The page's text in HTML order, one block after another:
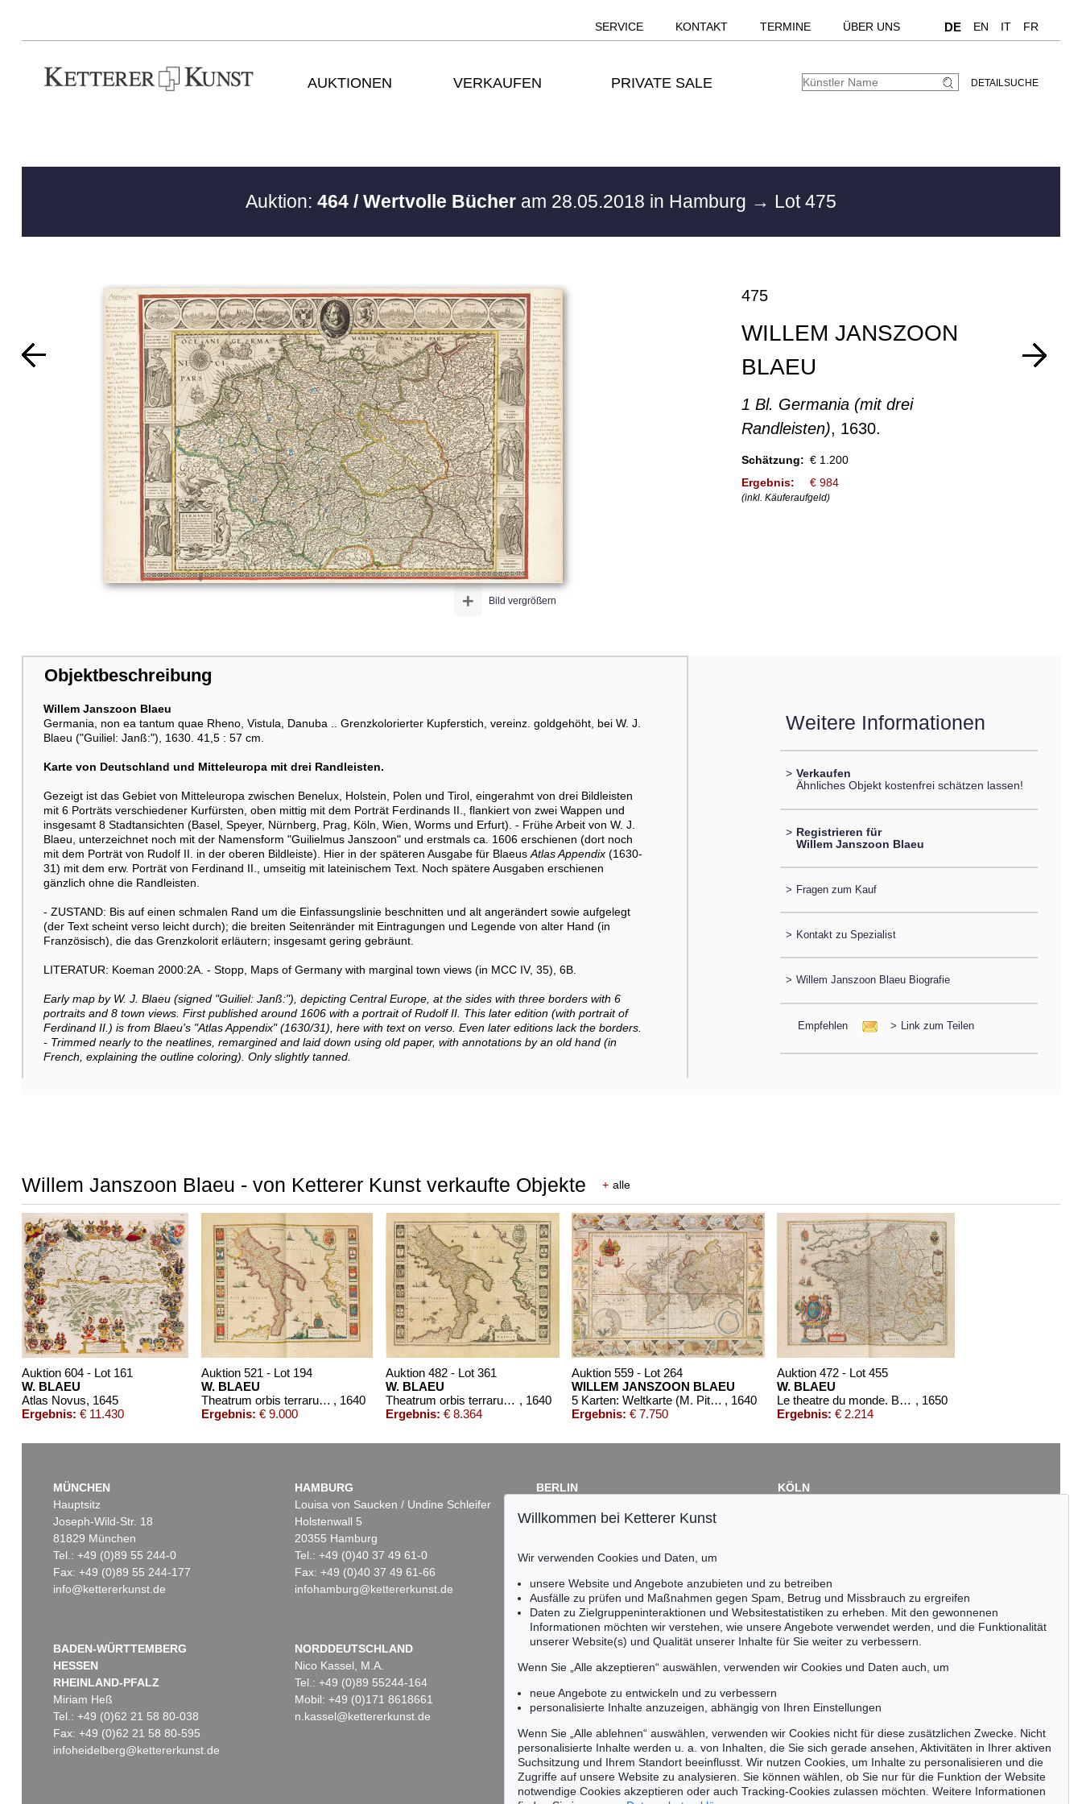
SERVICE KONTAKT TERMINE ÜBER UNS DE EN IT FR
AUKTIONEN VERKAUFEN PRIVATE SALE DETAILSUCHE
Auktion: 464 / Wertvolle Bücheram 28.05.2018 in Hamburg → Lot 475
Bild vergrößern
+
475
WILLEM JANSZOON
BLAEU
1 Bl. Germania (mit drei
Randleisten), 1630.
Schätzung: € 1.200
Ergebnis:
€ 984
(inkl. Käuferaufgeld)
Objektbeschreibung
Willem Janszoon Blaeu
Germania, non ea tantum quae Rheno, Vistula, Danuba .. Grenzkolorierter Kupferstich, vereinz. goldgehöht, bei W. J.
Blaeu ("Guiliel: Janß:"), 1630. 41,5 : 57 cm.
Karte von Deutschland und Mitteleuropa mit drei Randleisten.
Gezeigt ist das Gebiet von Mitteleuropa zwischen Benelux, Holstein, Polen und Tirol, eingerahmt von drei Bildleisten
mit 6 Porträts verschiedener Kurfürsten, oben mittig mit dem Porträt Ferdinands II., flankiert von zwei Wappen und
insgesamt 8 Stadtansichten (Basel, Speyer, Nürnberg, Prag, Köln, Wien, Worms und Erfurt). - Frühe Arbeit von W. J.
Blaeu, unterzeichnet noch mit der Namensform "Guilielmus Janszoon" und erstmals ca. 1606 erschienen (dort noch
mit dem Porträt von Rudolf II. in der oberen Bildleiste). Hier in der späteren Ausgabe für BlaeusAtlas Appendix(1630-
31) mit dem erw. Porträt von Ferdinand II., umseitig mit lateinischem Text. Noch spätere Ausgaben erschienen
gänzlich ohne die Randleisten.
- ZUSTAND: Bis auf einen schmalen Rand um die Einfassungslinie beschnitten und alt angerändert sowie aufgelegt
(der Text scheint verso leicht durch); die breiten Seitenränder mit Eintragungen und Legende von alter Hand (in
Französisch), die das Grenzkolorit erläutern; insgesamt gering gebräunt.
LITERATUR: Koeman 2000:2A. - Stopp, Maps of Germany with marginal town views (in MCC IV, 35), 6B.
Early map by W. J. Blaeu (signed "Guiliel: Janß:"), depicting Central Europe, at the sides with three borders with 6
portraits and 8 town views. First published around 1606 with a portrait of Rudolf II. This later edition (with portrait of
Ferdinand II.) is from Blaeu's "Atlas Appendix" (1630/31), here with text on verso. Even later editions lack the borders.
- Trimmed nearly to the neatlines, remargined and laid down using old paper, with annotations by an old hand (in
French, explaining the outline coloring). Only slightly tanned.
Weitere Informationen
> Verkaufen
Ähnliches Objekt kostenfrei schätzen lassen!
> Registrieren für
Willem Janszoon Blaeu
> Fragen zum Kauf
> Kontakt zu Spezialist
> Willem Janszoon Blaeu Biografie
Empfehlen > Link zum Teilen
Willem Janszoon Blaeu - von Ketterer Kunst verkaufte Objekte + alle
Auktion 604 - Lot 161
W. BLAEU
Atlas Novus, 1645
Ergebnis: € 11.430
Auktion 521 - Lot 194
W. BLAEU
Theatrum orbis terrarum sive Atlas novus. Pars tertia , 1640
Ergebnis: € 9.000
Auktion 482 - Lot 361
W. BLAEU
Theatrum orbis terrarum ... Pars tertia (Italien) , 1640
Ergebnis: € 8.364
Auktion 559 - Lot 264
WILLEM JANSZOON BLAEU
5 Karten: Weltkarte (M. Pitt) und 4 Erdteile (W. J. Blaeu) , 1640
Ergebnis: € 7.750
Auktion 472 - Lot 455
W. BLAEU
Le theatre du monde. Bd. 2, Teil 1 , 1650
Ergebnis: € 2.214
Auktion 482 - Lot 383
Auktion 340 - Lot 435
Auktion 526 - Lot 25
Auktion 483 - Lot 506
WILLEM JANSZOON BLAEU
Europa recens descripta
, 1635
Ergebnis:€ 300
MÜNCHEN
Hauptsitz
Joseph-Wild-Str. 18
81829 München
Tel.: +49 (0)89 55 244-0
Fax: +49 (0)89 55 244-177
info@kettererkunst.de
HAMBURG
Louisa von Saucken / Undine Schleifer
Holstenwall 5
20355 Hamburg
Tel.: +49 (0)40 37 49 61-0
Fax: +49 (0)40 37 49 61-66
infohamburg@kettererkunst.de
BERLIN
Fasanenstr. 70
Tel.: +49 (0)30 88 67 53-63
infoberlin@kettererkunst.de
KÖLN
BADEN-WÜRTTEMBERG
HESSEN
RHEINLAND-PFALZ
Miriam Heß
Tel.: +49 (0)62 21 58 80-038
Fax: +49 (0)62 21 58 80-595
infoheidelberg@kettererkunst.de
NORDDEUTSCHLAND
Nico Kassel, M.A.
Tel.: +49 (0)89 55244-164
Mobil: +49 (0)171 8618661
n.kassel@kettererkunst.de
Keine Auktion mehr verpassen!
Wir informieren Sie rechtzeitig.
Jetzt zum Newsletter anmelden >
Willkommen bei Ketterer Kunst
Wir verwenden Cookies und Daten, um
unsere Website und Angebote anzubieten und zu betreiben
Ausfälle zu prüfen und Maßnahmen gegen Spam, Betrug und Missbrauch zu ergreifen
Daten zu Zielgruppeninteraktionen und Websitestatistiken zu erheben. Mit den gewonnenen
Informationen möchten wir verstehen, wie unsere Angebote verwendet werden, und die Funktionalität
unserer Website(s) und Qualität unserer Inhalte für Sie weiter zu verbessern.
Wenn Sie „Alle akzeptieren“ auswählen, verwenden wir Cookies und Daten auch, um
neue Angebote zu entwickeln und zu verbessern
personalisierte Inhalte anzuzeigen, abhängig von Ihren Einstellungen
Wenn Sie „Alle ablehnen“ auswählen, verwenden wir Cookies nicht für diese zusätzlichen Zwecke. Nicht
personalisierte Inhalte werden u. a. von Inhalten, die Sie sich gerade ansehen, Aktivitäten in Ihrer aktiven
Suchsitzung und Ihrem Standort beeinflusst. Wir nutzen Cookies, um Inhalte zu personalisieren und die
Zugriffe auf unsere Website zu analysieren. Sie können wählen, ob Sie nur für die Funktion der Website
notwendige Cookies akzeptieren oder auch Tracking-Cookies zulassen möchten. Weitere Informationen